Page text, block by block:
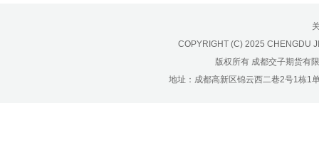
COPYRIGHT (C) 2025 CHENGDU
版权所有 成都交子期货有
地址：成都高新区锦云西二巷2号1栋1